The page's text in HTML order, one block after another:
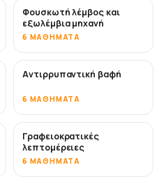
Φουσκωτή λέμβος και
εξωλέμβια μηχανή
6 ΜΑΘΉΜΑΤΑ
ΣΎΝΤΟΜΑ
Αντιρρυπαντική βαφή
6 ΜΑΘΉΜΑΤΑ
Γραφειοκρατικές
λεπτομέρειες
6 ΜΑΘΉΜΑΤΑ